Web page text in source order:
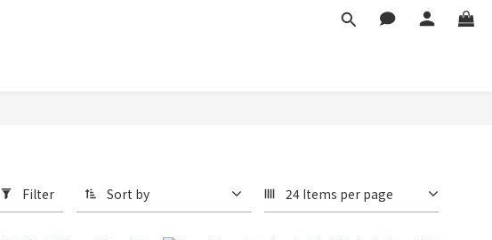
Filter Sort by 24 Items per page